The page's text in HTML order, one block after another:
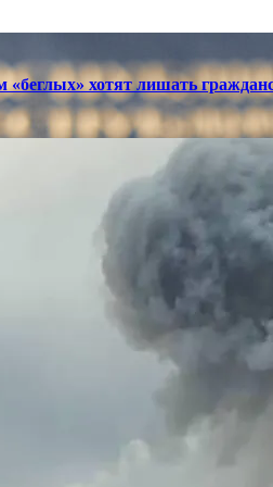
«беглых» хотят лишать